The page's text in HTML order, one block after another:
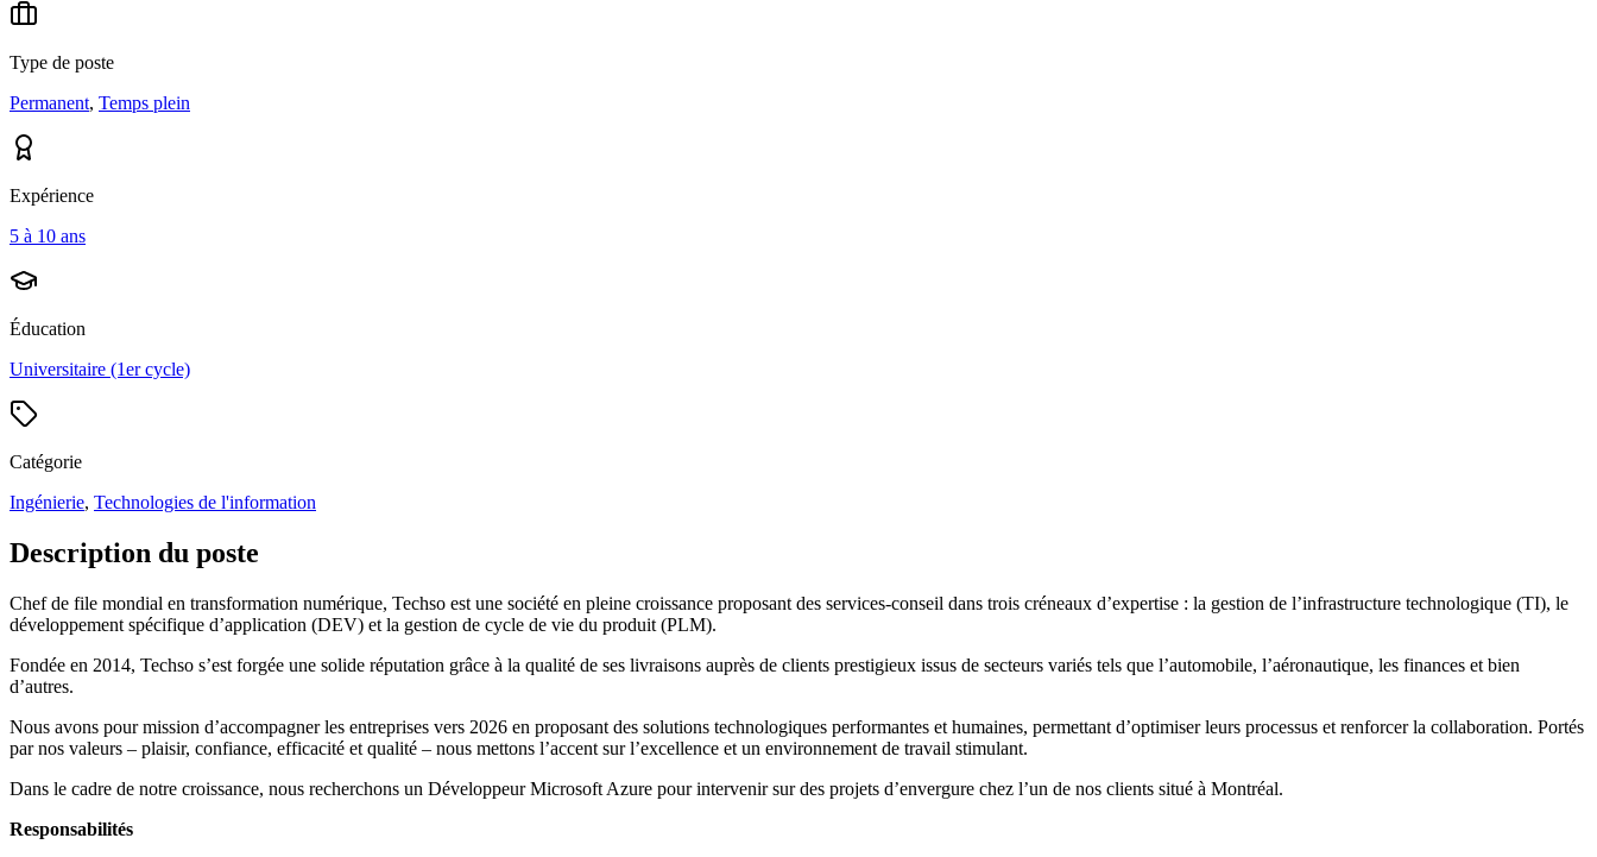
Type de poste
Permanent, Temps plein
Expérience
5 à 10 ans
Éducation
Universitaire (1er cycle)
Catégorie
Ingénierie, Technologies de l'information
Description du poste
Chef de file mondial en transformation numérique, Techso est une société en pleine croissance proposant des services-conseil dans trois créneaux d’expertise : la gestion de l’infrastructure technologique (TI), le
développement spécifique d’application (DEV) et la gestion de cycle de vie du produit (PLM).
Fondée en 2014, Techso s’est forgée une solide réputation grâce à la qualité de ses livraisons auprès de clients prestigieux issus de secteurs variés tels que l’automobile, l’aéronautique, les finances et bien
d’autres.
Nous avons pour mission d’accompagner les entreprises vers 2026 en proposant des solutions technologiques performantes et humaines, permettant d’optimiser leurs processus et renforcer la collaboration. Portés
par nos valeurs – plaisir, confiance, efficacité et qualité – nous mettons l’accent sur l’excellence et un environnement de travail stimulant.
Dans le cadre de notre croissance, nous recherchons un Développeur Microsoft Azure pour intervenir sur des projets d’envergure chez l’un de nos clients situé à Montréal.
Responsabilités